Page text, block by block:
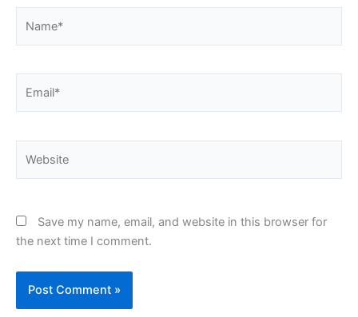
Save my name, email, and website in this browser for
the next time I comment.